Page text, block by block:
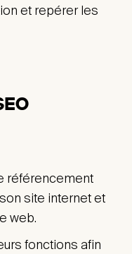
et repérer les
référencement
site internet et
web.
fonctions afin